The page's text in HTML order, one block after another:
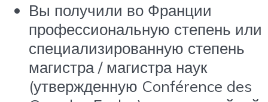
Вы получили во Франции
профессиональную степень или
специализированную степень
магистра / магистра наук
(утвержденную Conférence des